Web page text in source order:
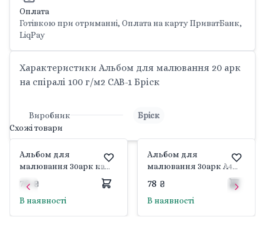
Оплата
Готівкою при отриманні, Оплата на карту ПриватБанк,
LiqPay
Характеристики Альбом для малювання 20 арк
на спіралі 100 г/м2 CAB-1 Бріск
Виробник
Бріск
Схожі товари
Альбом для
малювання 30арк на
спіралі 100 г/м2 CAB-2
Бріск
70 ₴
В наявності
Альбом для
малювання 30арк А4
спіраль CAB-20 Бріск
78 ₴
В наявності